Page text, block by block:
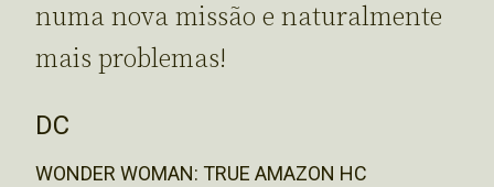
numa nova missão e naturalmente
mais problemas!
DC
WONDER WOMAN: TRUE AMAZON HC